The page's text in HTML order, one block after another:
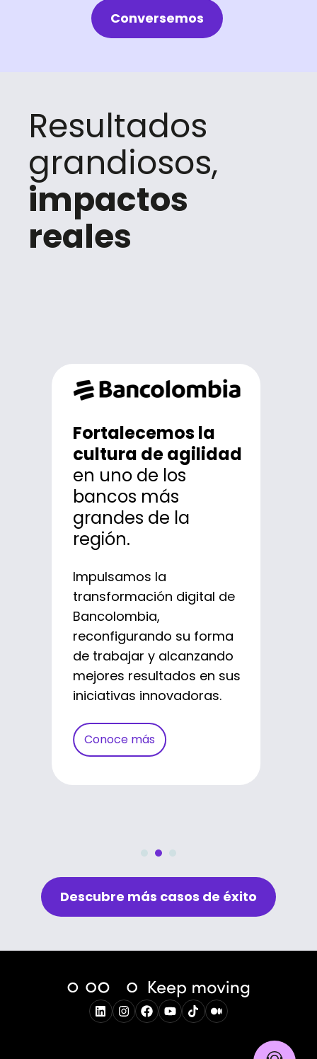
Conversemos
Resultados
grandiosos,
impactos
reales
Lanzamos la
primera app
bancaria
empresarial
República
Con metodologías ágiles,
el banco BHD León fue
pionero en ofrecer una
aplicación móvil para la
banca empresarial como
parte de su estrategia de
Conoce más
Fortalecemos la
cultura de agilidad
en uno de los
bancos más
grandes de la
región.
Impulsamos la
transformación digital de
Bancolombia,
reconfigurando su forma
de trabajar y alcanzando
mejores resultados en sus
iniciativas innovadoras.
Conoce más
Desarrollamos un
banco 100% digital
con más de 12
millones de
usuarios.
Ayudamos a Nequi a
alcanzar la categoría de
Mejor Banca Digital a nivel
mundial cambiando la
forma en que los bancos
se relacionan con los
usuarios.
Descubre más casos de éxito